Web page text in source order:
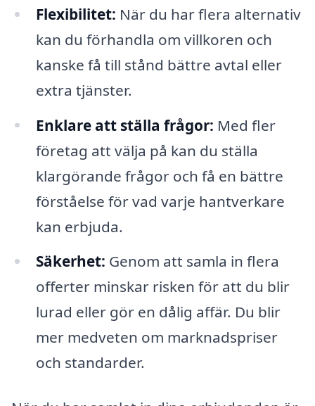
Flexibilitet: När du har flera alternativ
kan du förhandla om villkoren och
kanske få till stånd bättre avtal eller
extra tjänster.
Enklare att ställa frågor: Med fler
företag att välja på kan du ställa
klargörande frågor och få en bättre
förståelse för vad varje hantverkare
kan erbjuda.
Säkerhet: Genom att samla in flera
offerter minskar risken för att du blir
lurad eller gör en dålig affär. Du blir
mer medveten om marknadspriser
och standarder.